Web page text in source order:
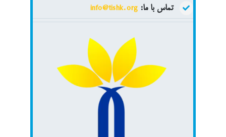
تماس با ما: info@tishk.org